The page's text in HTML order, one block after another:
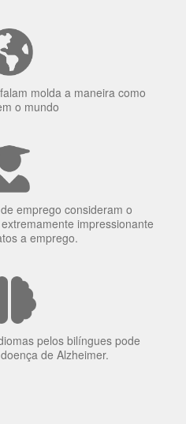
molda a maneira como
o mundo
emprego consideram o
impressionante
pelos bilíngues pode
de Alzheimer.